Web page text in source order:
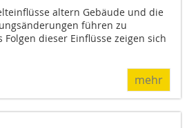
altern Gebäude und die
führen zu
dieser Einflüsse zeigen sich
mehr